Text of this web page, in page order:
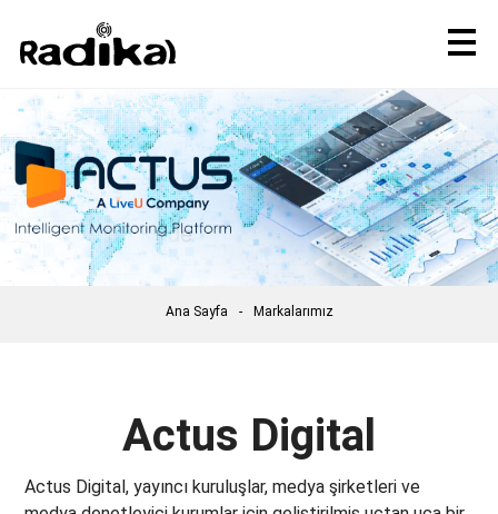
Ana Sayfa Markalarımız
Actus Digital
Actus Digital, yayıncı kuruluşlar, medya şirketleri ve